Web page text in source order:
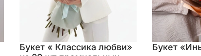
Букет « Классика любви»
Букет